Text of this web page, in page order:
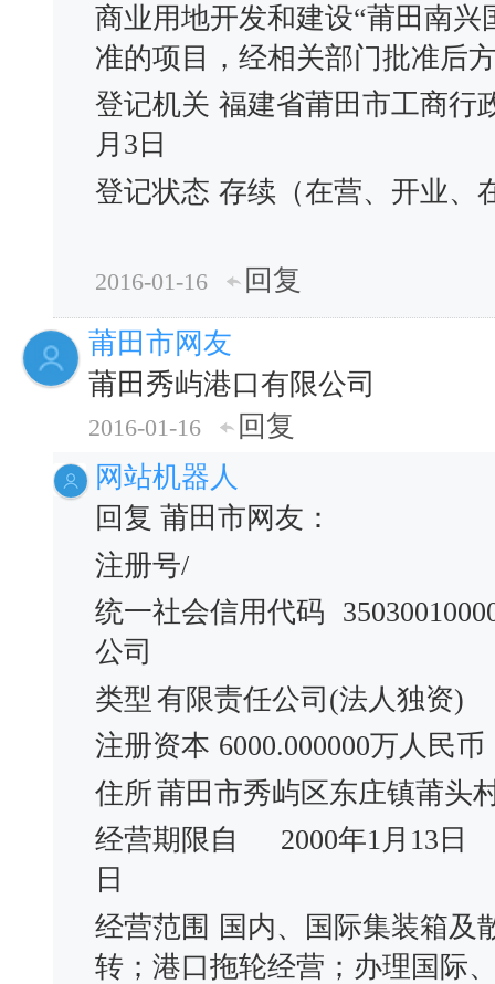
商业用地开发和建设“莆田南
准的项目，经相关部门批准后
登记机关 福建省莆田市工商行
月3日
登记状态 存续（在营、开业、
2016-01-16
回复
莆田市网友
莆田秀屿港口有限公司
2016-01-16
回复
网站机器人
回复 莆田市网友：
注册号/
统一社会信用代码
公司
类型 有限责任公司(法人独资)
注册资本 6000.000000万人民币
住所莆田市秀屿区东庄镇莆头
经营期限自
2000年1月13日
日
经营范围 国内、国际集装箱及
转；港口拖轮经营；办理国际